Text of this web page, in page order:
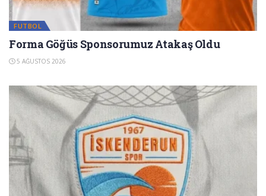
FUTBOL
Forma Göğüs Sponsorumuz Atakaş Oldu
5 AĞUSTOS 2026